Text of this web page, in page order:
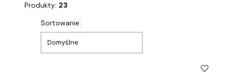
Produkty: 23
Lista produktów
Sortowanie:
Domyślne